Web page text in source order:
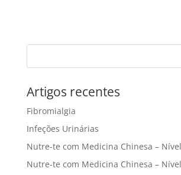
Artigos recentes
Fibromialgia
Infeções Urinárias
Nutre-te com Medicina Chinesa –
Nutre-te com Medicina Chinesa –